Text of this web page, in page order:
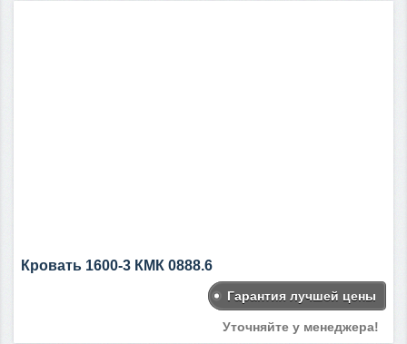
Кровать 1600-3 КМК 0888.6
Гарантия лучшей цены
Уточняйте у менеджера!